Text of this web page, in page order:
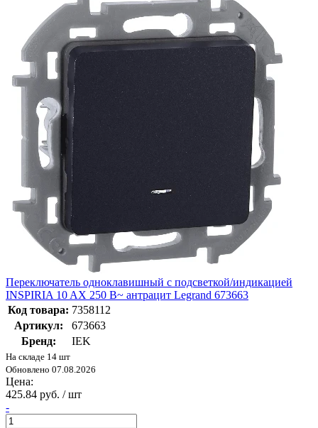
Переключатель одноклавишный с подсветкой/индикацией
INSPIRIA 10 AX 250 В~ антрацит Legrand 673663
Код товара: 7358112
Артикул:
673663
Бренд:
IEK
На складе 14 шт
Обновлено 07.08.2026
Цена:
425.84 руб. / шт
-